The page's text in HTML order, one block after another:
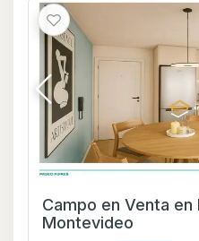
Campo en Venta en Brazo Oriental,
Montevideo